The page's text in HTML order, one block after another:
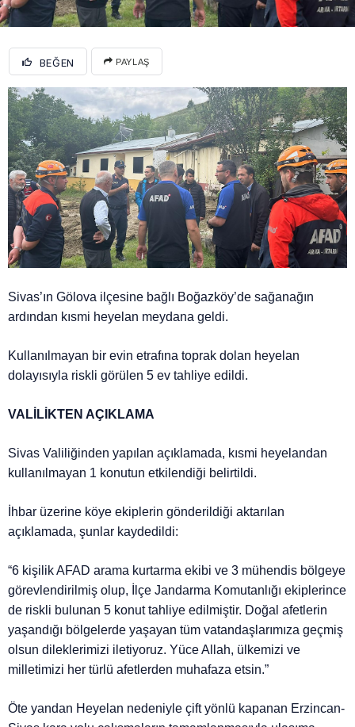
BEĞEN PAYLAŞ
Sivas’ın Gölova ilçesine bağlı Boğazköy’de sağanağın
ardından kısmi heyelan meydana geldi.
Kullanılmayan bir evin etrafına toprak dolan heyelan
dolayısıyla riskli görülen 5 ev tahliye edildi.
VALİLİKTEN AÇIKLAMA
Sivas Valiliğinden yapılan açıklamada, kısmi heyelandan
kullanılmayan 1 konutun etkilendiği belirtildi.
İhbar üzerine köye ekiplerin gönderildiği aktarılan
açıklamada, şunlar kaydedildi:
“6 kişilik AFAD arama kurtarma ekibi ve 3 mühendis bölgeye
görevlendirilmiş olup, İlçe Jandarma Komutanlığı ekiplerince
de riskli bulunan 5 konut tahliye edilmiştir. Doğal afetlerin
yaşandığı bölgelerde yaşayan tüm vatandaşlarımıza geçmiş
olsun dileklerimizi iletiyoruz. Yüce Allah, ülkemizi ve
milletimizi her türlü afetlerden muhafaza etsin.”
Öte yandan Heyelan nedeniyle çift yönlü kapanan Erzincan-